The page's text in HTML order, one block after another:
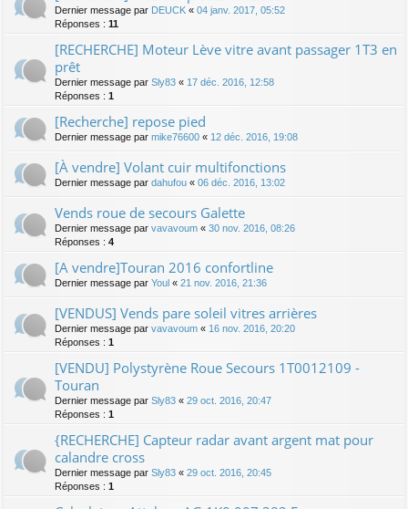
Dernier message par DEUCK « 04 janv. 2017, 05:52
Réponses : 11
[RECHERCHE] Moteur Lève vitre avant passager 1T3 en
prêt
Dernier message par Sly83 « 17 déc. 2016, 12:58
Réponses : 1
[Recherche] repose pied
Dernier message par mike76600 « 12 déc. 2016, 19:08
[À vendre] Volant cuir multifonctions
Dernier message par dahufou « 06 déc. 2016, 13:02
Vends roue de secours Galette
Dernier message par vavavoum « 30 nov. 2016, 08:26
Réponses : 4
[A vendre]Touran 2016 confortline
Dernier message par Youl « 21 nov. 2016, 21:36
[VENDUS] Vends pare soleil vitres arrières
Dernier message par vavavoum « 16 nov. 2016, 20:20
Réponses : 1
[VENDU] Polystyrène Roue Secours 1T0012109 -
Touran
Dernier message par Sly83 « 29 oct. 2016, 20:47
Réponses : 1
{RECHERCHE] Capteur radar avant argent mat pour
calandre cross
Dernier message par Sly83 « 29 oct. 2016, 20:45
Réponses : 1